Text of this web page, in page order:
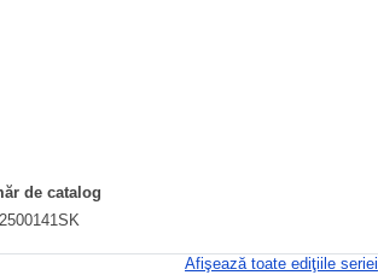
de catalog
Afişează toate ediţiile seriei